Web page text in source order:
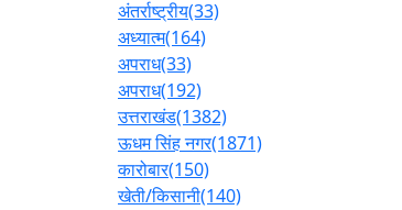
अंतर्राष्ट्रीय(33)
अध्यात्म(164)
अपराध(33)
अपराध(192)
उत्तराखंड(1382)
ऊधम सिंह नगर(1871)
कारोबार(150)
खेती/किसानी(140)